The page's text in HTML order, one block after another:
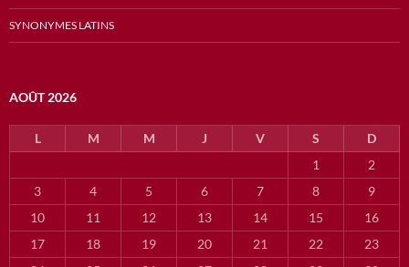
SYNONYMES LATINS
AOÛT 2026
L M M J V S
D
1
2
3
4 5 6 7 8
9
10
11 12 13 14 15
16
17
18 19 20 21 22
23